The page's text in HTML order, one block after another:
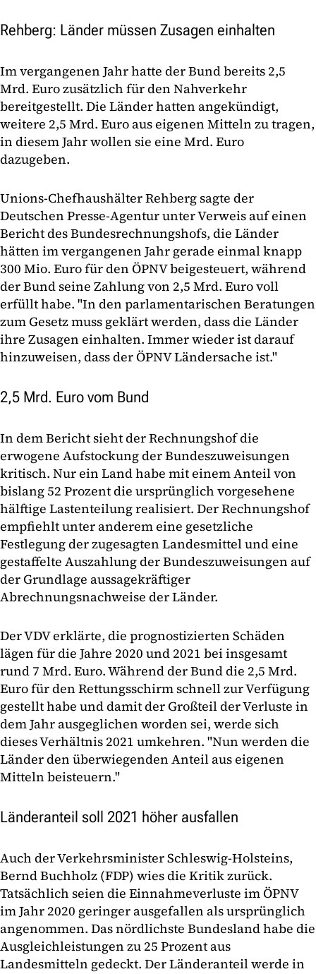
Rehberg: Länder müssen Zusagen einhalten
Im vergangenen Jahr hatte der Bund bereits 2,5
Mrd. Euro zusätzlich für den Nahverkehr
bereitgestellt. Die Länder hatten angekündigt,
weitere 2,5 Mrd. Euro aus eigenen Mitteln zu tragen,
in diesem Jahr wollen sie eine Mrd. Euro
dazugeben.
Unions-Chefhaushälter Rehberg sagte der
Deutschen Presse-Agentur unter Verweis auf einen
Bericht des Bundesrechnungshofs, die Länder
hätten im vergangenen Jahr gerade einmal knapp
300 Mio. Euro für den ÖPNV beigesteuert, während
der Bund seine Zahlung von 2,5 Mrd. Euro voll
erfüllt habe. "In den parlamentarischen Beratungen
zum Gesetz muss geklärt werden, dass die Länder
ihre Zusagen einhalten. Immer wieder ist darauf
hinzuweisen, dass der ÖPNV Ländersache ist."
2,5 Mrd. Euro vom Bund
In dem Bericht sieht der Rechnungshof die
erwogene Aufstockung der Bundeszuweisungen
kritisch. Nur ein Land habe mit einem Anteil von
bislang 52 Prozent die ursprünglich vorgesehene
hälftige Lastenteilung realisiert. Der Rechnungshof
empfiehlt unter anderem eine gesetzliche
Festlegung der zugesagten Landesmittel und eine
gestaffelte Auszahlung der Bundeszuweisungen auf
der Grundlage aussagekräftiger
Abrechnungsnachweise der Länder.
Der VDV erklärte, die prognostizierten Schäden
lägen für die Jahre 2020 und 2021 bei insgesamt
rund 7 Mrd. Euro. Während der Bund die 2,5 Mrd.
Euro für den Rettungsschirm schnell zur Verfügung
gestellt habe und damit der Großteil der Verluste in
dem Jahr ausgeglichen worden sei, werde sich
dieses Verhältnis 2021 umkehren. "Nun werden die
Länder den überwiegenden Anteil aus eigenen
Mitteln beisteuern."
Länderanteil soll 2021 höher ausfallen
Auch der Verkehrsminister Schleswig-Holsteins,
Bernd Buchholz (FDP) wies die Kritik zurück.
Tatsächlich seien die Einnahmeverluste im ÖPNV
im Jahr 2020 geringer ausgefallen als ursprünglich
angenommen. Das nördlichste Bundesland habe die
Ausgleichleistungen zu 25 Prozent aus
Landesmitteln gedeckt. Der Länderanteil werde in